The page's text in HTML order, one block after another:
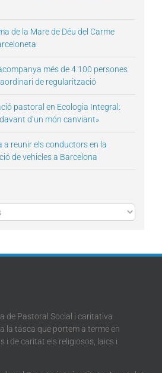
de la Mare de Déu del Carme
més de 4.100 persones
de regularització
pastoral en Ecologia Integral:
d’un món canviant»
reunir els conductors en la
de vehicles a Barcelona
de Pastoral Social i caritativa
la tasca que portem a terme en
i de caritat els religiosos, laics i